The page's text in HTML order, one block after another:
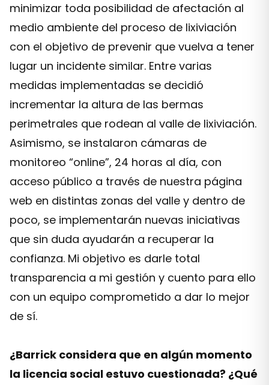
minimizar toda posibilidad de afectación al
medio ambiente del proceso de lixiviación
con el objetivo de prevenir que vuelva a tener
lugar un incidente similar. Entre varias
medidas implementadas se decidió
incrementar la altura de las bermas
perimetrales que rodean al valle de lixiviación.
Asimismo, se instalaron cámaras de
monitoreo “online”, 24 horas al día, con
acceso público a través de nuestra página
web en distintas zonas del valle y dentro de
poco, se implementarán nuevas iniciativas
que sin duda ayudarán a recuperar la
confianza. Mi objetivo es darle total
transparencia a mi gestión y cuento para ello
con un equipo comprometido a dar lo mejor
de sí.
¿Barrick considera que en algún momento
la licencia social estuvo cuestionada? ¿Qué